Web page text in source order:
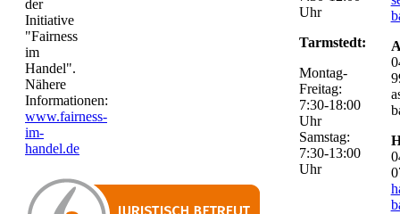
der
Initiative
"Fairness
im
Handel".
Nähere
Informationen:
www.fairness-
im-
handel.de
Uhr
Tarmstedt:
Montag-
Freitag:
7:30-18:00
Uhr
Samstag:
7:30-13:00
Uhr